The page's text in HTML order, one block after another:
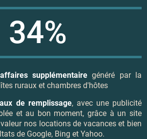
34%
supplémentaire généré par la
ruraux et chambres d'hôtes
de remplissage, avec une publicité
et au bon moment, grâce à un site
nos locations de vacances et bien
de Google, Bing et Yahoo.